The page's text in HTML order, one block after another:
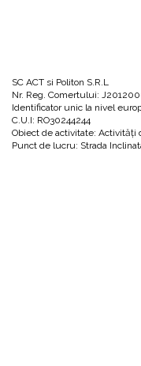
SC ACT si Politon S.R.L
Nr. Reg. Comertului:
Identificator unic la nivel
C.U.I: RO30244244
Obiect de activitate: Activităţi
Punct de lucru: Strada